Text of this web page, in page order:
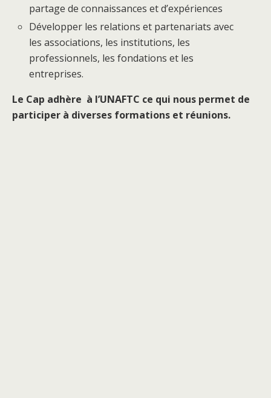
partage de connaissances et d’expériences
Développer les relations et partenariats avec
les associations, les institutions, les
professionnels, les fondations et les
entreprises.
Le Cap adhère à l’UNAFTC ce qui nous permet de
participer à diverses formations et réunions.